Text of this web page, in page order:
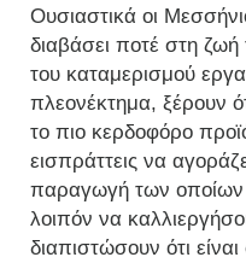
Ουσιαστικά οι
διαβάσει ποτέ στη ζωή
του καταμερισμού
πλεονέκτημα, ξέρουν
το πιο κερδοφόρο
εισπράττεις να
παραγωγή των οποίων
λοιπόν να
διαπιστώσουν ότι